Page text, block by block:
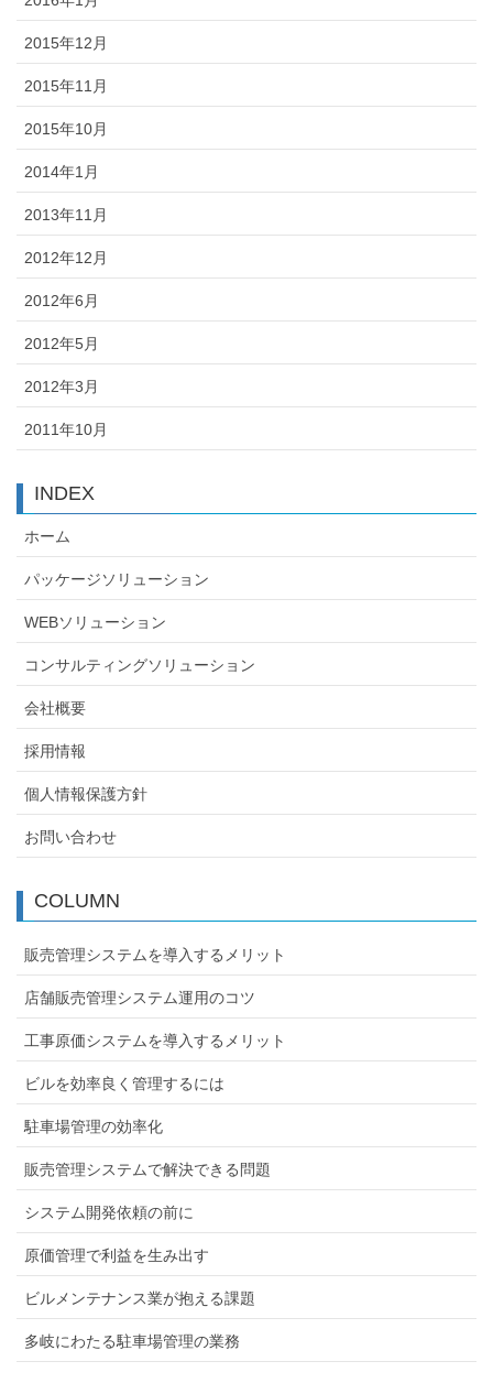
2015年12月
2015年11月
2015年10月
2014年1月
2013年11月
2012年12月
2012年6月
2012年5月
2012年3月
2011年10月
INDEX
ホーム
パッケージソリューション
WEBソリューション
コンサルティングソリューション
会社概要
採用情報
個人情報保護方針
お問い合わせ
COLUMN
販売管理システムを導入するメリット
店舗販売管理システム運用のコツ
工事原価システムを導入するメリット
ビルを効率良く管理するには
駐車場管理の効率化
販売管理システムで解決できる問題
システム開発依頼の前に
原価管理で利益を生み出す
ビルメンテナンス業が抱える課題
多岐にわたる駐車場管理の業務